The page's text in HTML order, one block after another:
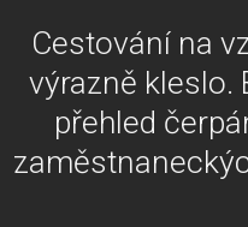
Cestování na
výrazně kleslo.
přehled